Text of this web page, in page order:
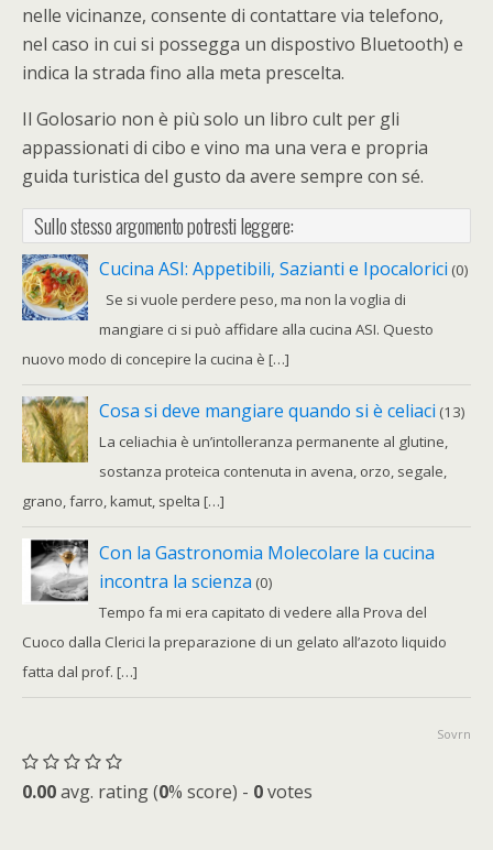
nelle vicinanze, consente di contattare via telefono,
nel caso in cui si possegga un dispostivo Bluetooth) e
indica la strada fino alla meta prescelta.
Il Golosario non è più solo un libro cult per gli
appassionati di cibo e vino ma una vera e propria
guida turistica del gusto da avere sempre con sé.
Sullo stesso argomento potresti leggere:
Cucina ASI: Appetibili, Sazianti e Ipocalorici (0)
Se si vuole perdere peso, ma non la voglia di
mangiare ci si può affidare alla cucina ASI. Questo
nuovo modo di concepire la cucina è […]
Cosa si deve mangiare quando si è celiaci (13)
La celiachia è un’intolleranza permanente al glutine,
sostanza proteica contenuta in avena, orzo, segale,
grano, farro, kamut, spelta […]
Con la Gastronomia Molecolare la cucina
incontra la scienza (0)
Tempo fa mi era capitato di vedere alla Prova del
Cuoco dalla Clerici la preparazione di un gelato all’azoto liquido
fatta dal prof. […]
Sovrn
0.00avg. rating (0% score) - 0votes